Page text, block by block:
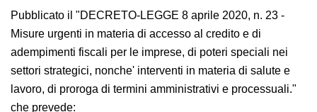
aziende.
Pubblicato il "DECRETO-LEGGE 8 aprile 2020, n. 23 -
Misure urgenti in materia di accesso al credito e di
adempimenti fiscali per le imprese, di poteri speciali
nei settori strategici, nonche' interventi in materia di